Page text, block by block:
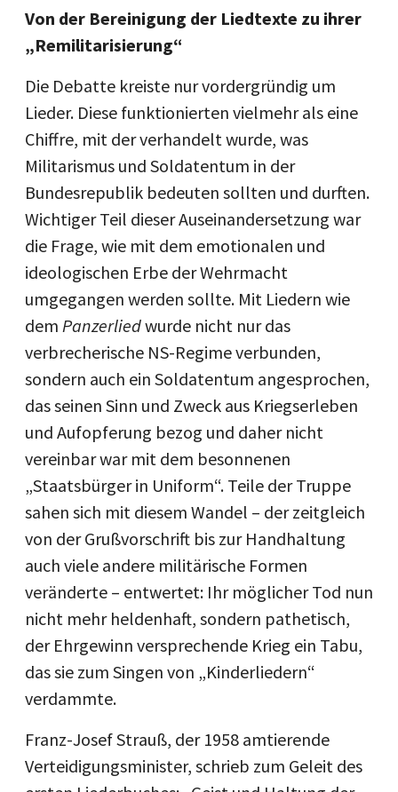
Von der Bereinigung der Liedtexte zu ihrer
„Remilitarisierung“
Die Debatte kreiste nur vordergründig um
Lieder. Diese funktionierten vielmehr als eine
Chiffre, mit der verhandelt wurde, was
Militarismus und Soldatentum in der
Bundesrepublik bedeuten sollten und durften.
Wichtiger Teil dieser Auseinandersetzung war
die Frage, wie mit dem emotionalen und
ideologischen Erbe der Wehrmacht
umgegangen werden sollte. Mit Liedern wie
dem Panzerliedwurde nicht nur das
verbrecherische NS-Regime verbunden,
sondern auch ein Soldatentum angesprochen,
das seinen Sinn und Zweck aus Kriegserleben
und Aufopferung bezog und daher nicht
vereinbar war mit dem besonnenen
„Staatsbürger in Uniform“. Teile der Truppe
sahen sich mit diesem Wandel – der zeitgleich
von der Grußvorschrift bis zur Handhaltung
auch viele andere militärische Formen
veränderte – entwertet: Ihr möglicher Tod nun
nicht mehr heldenhaft, sondern pathetisch,
der Ehrgewinn versprechende Krieg ein Tabu,
das sie zum Singen von „Kinderliedern“
verdammte.
Franz-Josef Strauß, der 1958 amtierende
Verteidigungsminister, schrieb zum Geleit des